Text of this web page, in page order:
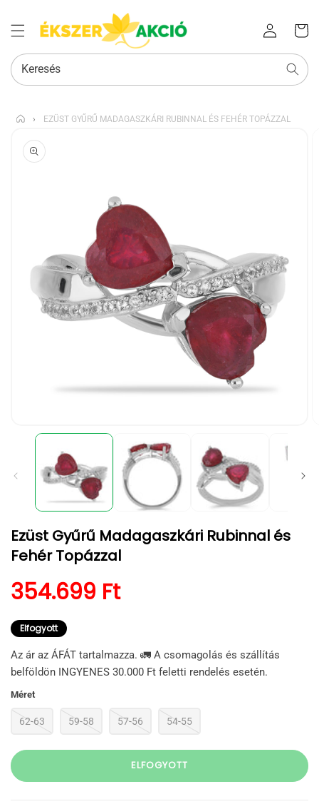
Bejelentkezés
kosara
Keresés
› EZÜST GYŰRŰ MADAGASZKÁRI RUBINNAL ÉS FEHÉR TOPÁZZAL
UGRÁS A
TERMÉKADATOKRA
médiafájl
modális
párbeszédpanelen
Ezüst Gyűrű Madagaszkári Rubinnal és
Fehér Topázzal
Normál ár
354.699 Ft
Elfogyott
Az ár az ÁFÁT tartalmazza. 🚛 A csomagolás és szállítás
belföldön INGYENES 30.000 Ft feletti rendelés esetén.
Méret
62-63 59-58 57-56 54-55
ELFOGYOTT